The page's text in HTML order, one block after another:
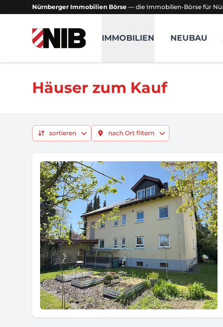
Nürnberger Immobilien Börse — die Immobilien-Börse für
NIB - Nürnberger Immobilien Börse
IMMOBILIEN NEUBAU
Häuser zum Kauf
sortieren nach Ort filtern